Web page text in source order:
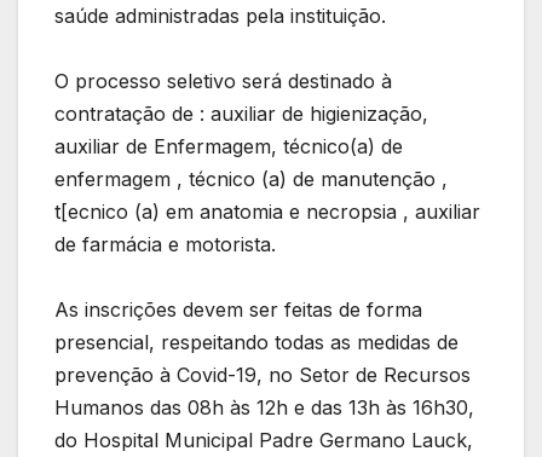
saúde administradas pela instituição.
O processo seletivo será destinado à
contratação de : auxiliar de higienização,
auxiliar de Enfermagem, técnico(a) de
enfermagem , técnico (a) de manutenção ,
t[ecnico (a) em anatomia e necropsia , auxiliar
de farmácia e motorista.
As inscrições devem ser feitas de forma
presencial, respeitando todas as medidas de
prevenção à Covid-19, no Setor de Recursos
Humanos das 08h às 12h e das 13h às 16h30,
do Hospital Municipal Padre Germano Lauck,